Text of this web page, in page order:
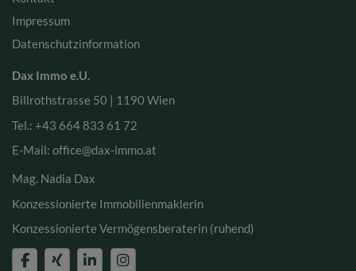
Impressum
Datenschutzinformation
Dax Immo e.U.
Billrothstrasse 50 | 1190 Wien
Tel.: +43 664 833 61 72
E-Mail: office@dax-immo.at
Mag. Nadia Dax
Konzessionierte Immobilienmaklerin
Konzessionierte Vermögensberaterin (ruhend)